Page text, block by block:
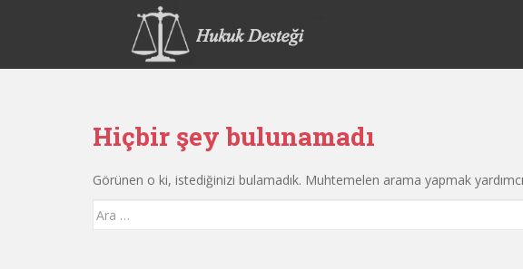
p
Hiçbir şey bulunamadı
Görünen o ki, istediğinizi bulamadık. Muhtemelen arama yapmak
Arama